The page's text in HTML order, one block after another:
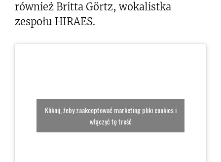
również Britta Görtz, wokalistka
zespołu HIRAES.
Kliknij, żeby zaakceptować marketing pliki cookies i
włączyć tę treść